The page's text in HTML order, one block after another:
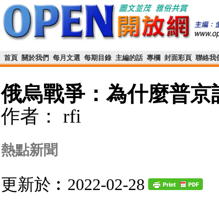
首頁 關於我們 每月文選 每期目錄 主編的話 專欄 封面彩頁 聯絡我
俄烏戰爭：為什麼普京
作者： rfi
熱點新聞
更新於︰2022-02-28